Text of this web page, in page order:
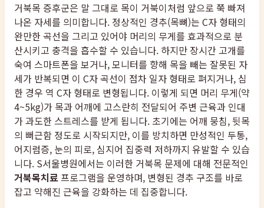
거북목 증후군은 말 그대로 목이 거북이처럼 앞으로 쭉 빠져
나온 자세를 의미합니다. 정상적인 경추(목뼈)는 C자 형태의
완만한 곡선을 그리고 있어야 머리의 무게를 효과적으로 분
산시키고 충격을 흡수할 수 있습니다. 하지만 장시간 고개를
숙여 스마트폰을 보거나, 모니터를 향해 목을 빼는 잘못된 자
세가 반복되면 이 C자 곡선이 점차 일자 형태로 펴지거나, 심
한 경우 역 C자 형태로 변형됩니다. 이렇게 되면 머리 무게(약
4~5kg)가 목과 어깨에 고스란히 전달되어 주변 근육과 인대
가 과도한 스트레스를 받게 됩니다. 초기에는 어깨 뭉침, 뒷목
의 뻐근함 정도로 시작되지만, 이를 방치하면 만성적인 두통,
어지럼증, 눈의 피로, 심지어 집중력 저하까지 유발할 수 있습
니다. S서울병원에서는 이러한 거북목 문제에 대해 전문적인
거북목치료프로그램을 운영하며, 변형된 경추 구조를 바로
잡고 약해진 근육을 강화하는 데 집중합니다.